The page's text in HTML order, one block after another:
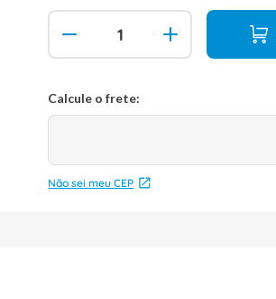
Não sei meu CEP